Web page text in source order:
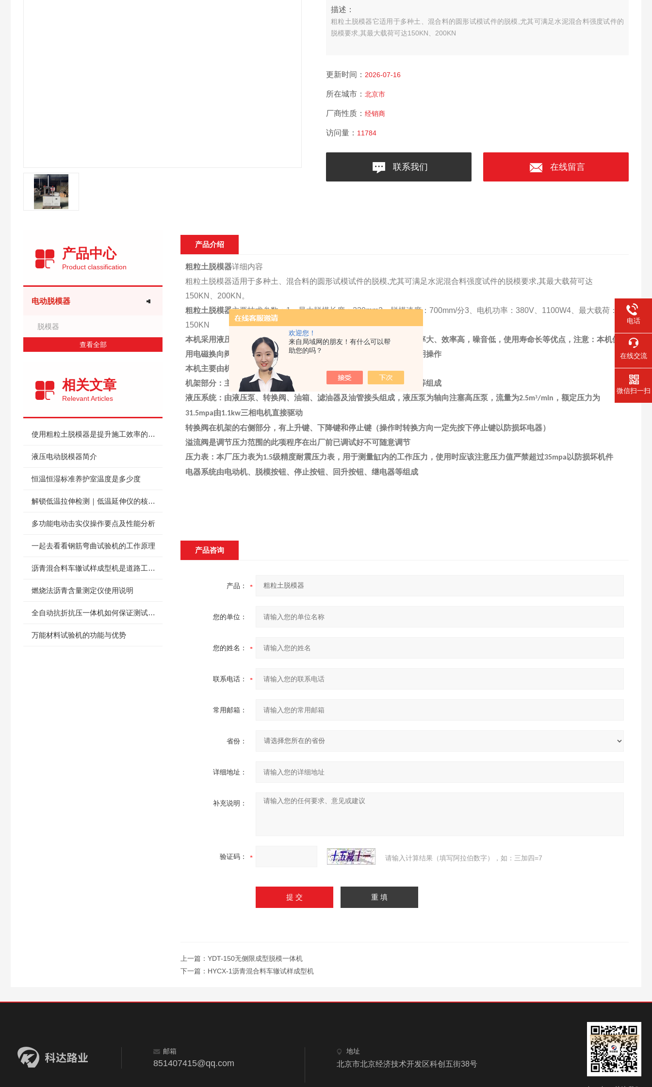
欢迎您！
来自局域网的朋友！有什么可以帮
助您的吗？
描述：
粗粒土脱模器它适用于多种土、混合料的圆形试模试件的脱模,尤其可满足水泥混合料强度试件的
脱模要求,其最大载荷可达150KN、200KN
更新时间： 2026-07-16
所在城市： 北京市
厂商性质： 经销商
访问量： 11784
联系我们 在线留言
产品中心
Product classification
电动脱模器
脱模器
查看全部
相关文章
Relevant Articles
使用粗粒土脱模器是提升施工效率的好方法
液压电动脱模器简介
恒温恒湿标准养护室温度是多少度
解锁低温拉伸检测｜低温延伸仪的核心应用与选型技巧
多功能电动击实仪操作要点及性能分析
一起去看看钢筋弯曲试验机的工作原理
沥青混合料车辙试样成型机是道路工程质量的守护者
燃烧法沥青含量测定仪使用说明
全自动抗折抗压一体机如何保证测试结果的准确性？
万能材料试验机的功能与优势
产品介绍
粗粒土脱模器详细内容
粗粒土脱模器适用于多种土、混合料的圆形试模试件的脱模,尤其可满足水泥混合料强度试件的脱模要求,其最大载荷可达
150KN、200KN。
粗粒土脱模器主要技术参数：1、最大脱模长度：230mm2、脱模速度：700mm/分3、电机功率：380V、1100W4、最大载荷：
150KN
本机采用液压驱动运行，运行过程平稳、可靠与机械式脱模器相比功率大、效率高，噪音低，使用寿命长等优点，注意：本机使
用电磁换向阀或手动换向阀机器工作时严禁工作人员离岗一定按照说明操作
本机主要由机架、液压系统、压力表及电气系统等组成
机架部分：主要由上压板、下压板、油缸、立柱、顶盘、外壳、底座等组成
液压系统：由液压泵、转换阀、油箱、滤油器及油管接头组成，液压泵为轴向注塞高压泵，流量为2.5m³/min ，额定压力为
31.5mpa由1.1kw三相电机直接驱动
转换阀在机架的右侧部分，有上升键、下降键和停止键（操作时转换方向一定先按下停止键以防损坏电器）
溢流阀是调节压力范围的此项程序在出厂前已调试好不可随意调节
压力表：本厂压力表为1.5级精度耐震压力表，用于测量缸内的工作压力，使用时应该注意压力值严禁超过35mpa 以防损坏机件
电器系统由电动机、脱模按钮、停止按钮、回升按钮、继电器等组成
产品咨询
产品：
您的单位：
您的姓名：
联系电话：
常用邮箱：
省份：
详细地址：
补充说明：
验证码： 请输入计算结果（填写阿拉伯数字），如：三加四=7
上一篇：YDT-150无侧限成型脱模一体机
下一篇： HYCX-1沥青混合料车辙试样成型机
邮箱
851407415@qq.com
地址
北京市北京经济技术开发区科创五街38号
电话
在线交流
微信扫一扫